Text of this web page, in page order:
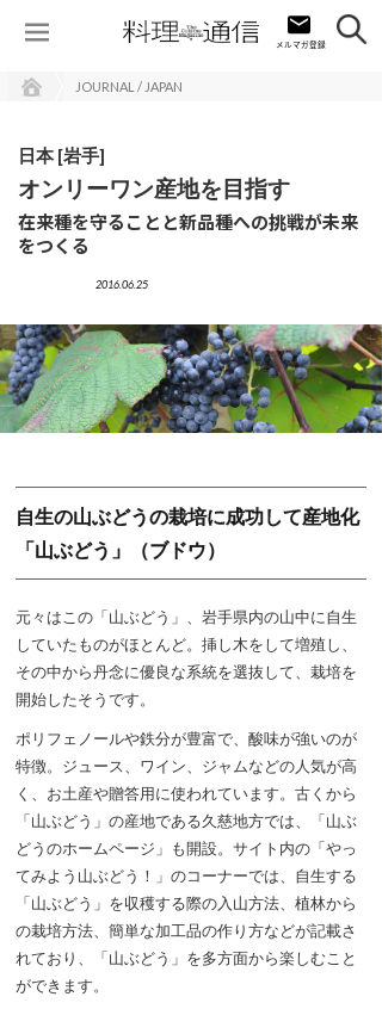
JOURNAL / JAPAN
日本 [岩手]
オンリーワン産地を目指す
在来種を守ることと新品種への挑戦が未来
をつくる
2016.06.25
自生の山ぶどうの栽培に成功して産地化
「山ぶどう」（ブドウ）
元々はこの「山ぶどう」、岩手県内の山中に自生
していたものがほとんど。挿し木をして増殖し、
その中から丹念に優良な系統を選抜して、栽培を
開始したそうです。
ポリフェノールや鉄分が豊富で、酸味が強いのが
特徴。ジュース、ワイン、ジャムなどの人気が高
く、お土産や贈答用に使われています。古くから
「山ぶどう」の産地である久慈地方では、「山ぶ
どうのホームページ」も開設。サイト内の「やっ
てみよう山ぶどう！」のコーナーでは、自生する
「山ぶどう」を収穫する際の入山方法、植林から
の栽培方法、簡単な加工品の作り方などが記載さ
れており、「山ぶどう」を多方面から楽しむこと
ができます。